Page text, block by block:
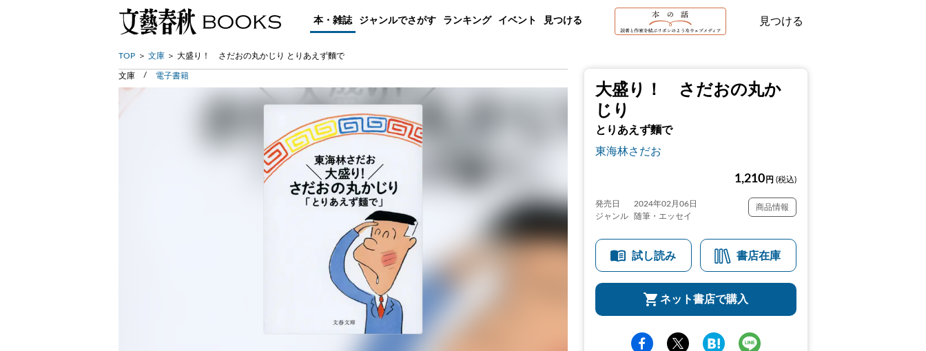
本・雑誌 ジャンルでさがす ランキング イベント 見つける 見つける
TOP 文庫 大盛り！ さだおの丸かじり とりあえず麵で
大盛り！ さだおの丸か
じり
とりあえず麵で
東海林さだお
1,210 円 (税込)
発売日
2024年02月06日
ジャンル
随筆・エッセイ
商品情報
試し読み 書店在庫
ネット書店で購入
文庫 電子書籍